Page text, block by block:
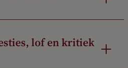
lof en kritiek